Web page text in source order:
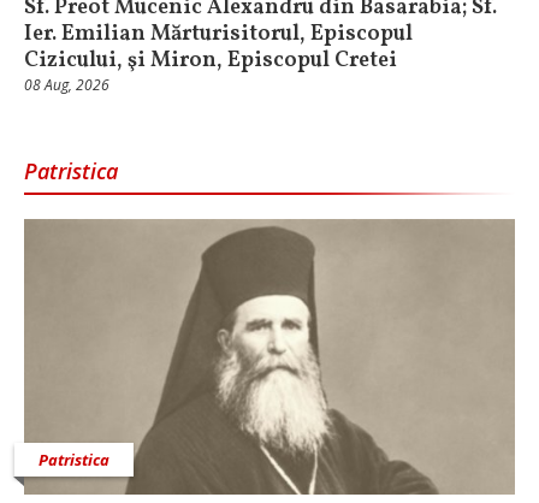
Sf. Preot Mucenic Alexandru din Basarabia; Sf.
Ier. Emilian Mărturisitorul, Episcopul
Cizicului, şi Miron, Episcopul Cretei
08 Aug, 2026
Patristica
Patristica